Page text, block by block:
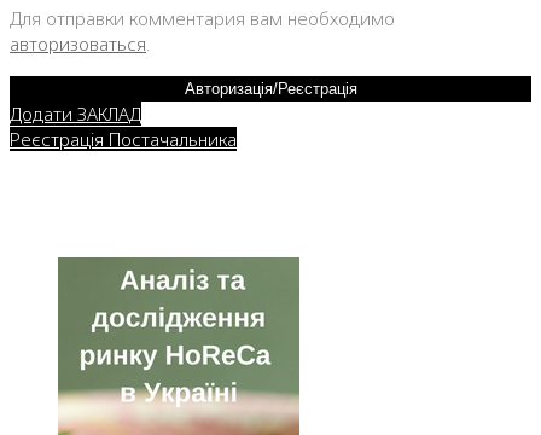
Для отправки комментария вам необходимо
авторизоваться
Авторизація/Реєстрація
Додати ЗАКЛАД
Реєстрація Постачальника